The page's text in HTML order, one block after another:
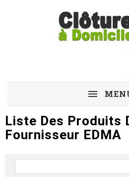
Liste Des Produits
Fournisseur EDMA